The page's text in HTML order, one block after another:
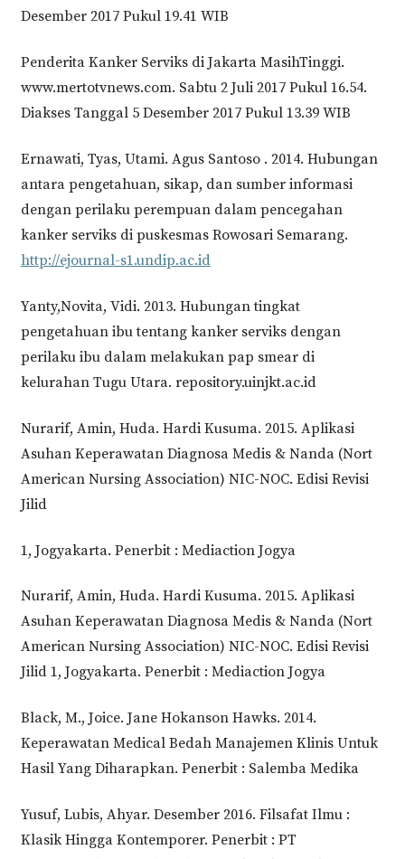
Desember 2017 Pukul 19.41 WIB
Penderita Kanker Serviks di Jakarta MasihTinggi.
www.mertotvnews.com. Sabtu 2 Juli 2017 Pukul 16.54.
Diakses Tanggal 5 Desember 2017 Pukul 13.39 WIB
Ernawati, Tyas, Utami. Agus Santoso . 2014. Hubungan
antara pengetahuan, sikap, dan sumber informasi
dengan perilaku perempuan dalam pencegahan
kanker serviks di puskesmas Rowosari Semarang.
http://ejournal-s1.undip.ac.id
Yanty,Novita, Vidi. 2013. Hubungan tingkat
pengetahuan ibu tentang kanker serviks dengan
perilaku ibu dalam melakukan pap smear di
kelurahan Tugu Utara. repository.uinjkt.ac.id
Nurarif, Amin, Huda. Hardi Kusuma. 2015. Aplikasi
Asuhan Keperawatan Diagnosa Medis & Nanda (Nort
American Nursing Association) NIC-NOC. Edisi Revisi
Jilid
1, Jogyakarta. Penerbit : Mediaction Jogya
Nurarif, Amin, Huda. Hardi Kusuma. 2015. Aplikasi
Asuhan Keperawatan Diagnosa Medis & Nanda (Nort
American Nursing Association) NIC-NOC. Edisi Revisi
Jilid 1, Jogyakarta. Penerbit : Mediaction Jogya
Black, M., Joice. Jane Hokanson Hawks. 2014.
Keperawatan Medical Bedah Manajemen Klinis Untuk
Hasil Yang Diharapkan. Penerbit : Salemba Medika
Yusuf, Lubis, Ahyar. Desember 2016. Filsafat Ilmu :
Klasik Hingga Kontemporer. Penerbit : PT